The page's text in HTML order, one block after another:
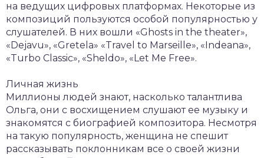
на ведущих цифровых платформах. Некоторые из
композиций пользуются особой популярностью у
слушателей. В них вошли «Ghosts in the theater»,
«Dejavu», «Gretela» «Travel to Marseille», «Indeana»,
«Turbo Classic», «Sheldo», «Let Me Free».
Личная жизнь
Миллионы людей знают, насколько талантлива
Ольга, они с восхищением слушают ее музыку и
знакомятся с биографией композитора. Несмотря
на такую популярность, женщина не спешит
рассказывать поклонникам все о своей жизни